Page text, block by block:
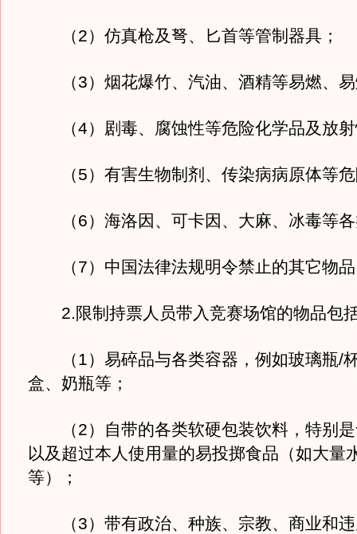
（2）仿真枪及弩、匕首等管制器具；
（3）烟花爆竹、汽油、酒精等易燃、易
（4）剧毒、腐蚀性等危险化学品及放射
（5）有害生物制剂、传染病病原体等危
（6）海洛因、可卡因、大麻、冰毒等各
（7）中国法律法规明令禁止的其它物
2.限制持票人员带入竞赛场馆的物品包
（1）易碎品与各类容器，例如玻璃瓶/
盒、奶瓶等；
（2）自带的各类软硬包装饮料，特别是
以及超过本人使用量的易投掷食品（如大量
等）；
（3）带有政治、种族、宗教、商业和违